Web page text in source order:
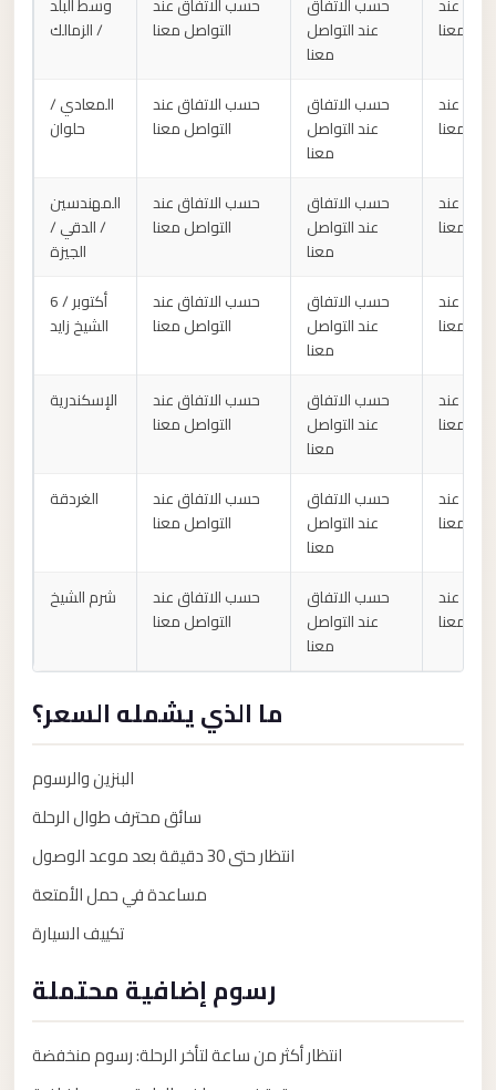
/ الزمالك
التواصل معنا
عند التواصل
معنا
معنا
المعادي /
حلوان
حسب الاتفاق عند
التواصل معنا
حسب الاتفاق
عند التواصل
معنا
عند
معنا
المهندسين
/ الدقي /
الجيزة
حسب الاتفاق عند
التواصل معنا
حسب الاتفاق
عند التواصل
معنا
عند
معنا
6 أكتوبر /
الشيخ زايد
حسب الاتفاق عند
التواصل معنا
حسب الاتفاق
عند التواصل
معنا
عند
معنا
الإسكندرية
حسب الاتفاق عند
التواصل معنا
حسب الاتفاق
عند التواصل
معنا
عند
معنا
الغردقة
حسب الاتفاق عند
التواصل معنا
حسب الاتفاق
عند التواصل
معنا
عند
معنا
شرم الشيخ
حسب الاتفاق عند
التواصل معنا
حسب الاتفاق
عند التواصل
معنا
عند
معنا
ما الذي يشمله السعر؟
البنزين والرسوم
سائق محترف طوال الرحلة
انتظار حتى 30 دقيقة بعد موعد الوصول
مساعدة في حمل الأمتعة
تكييف السيارة
رسوم إضافية محتملة
انتظار أكثر من ساعة لتأخر الرحلة: رسوم منخفضة
Transfer
Transfer
Airport
Transfer
Third
Settlement
limousine
cairo
airport
Suez